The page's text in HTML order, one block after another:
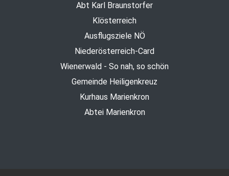
Abt Karl Braunstorfer
Klösterreich
Ausflugsziele NÖ
Niederösterreich-Card
Wienerwald - So nah, so schön
Gemeinde Heiligenkreuz
Kurhaus Marienkron
Abtei Marienkron